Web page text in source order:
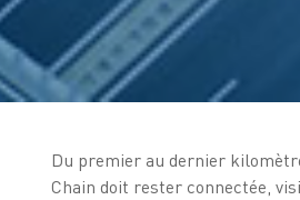
Du premier au dernier
Chain doit rester connectée,